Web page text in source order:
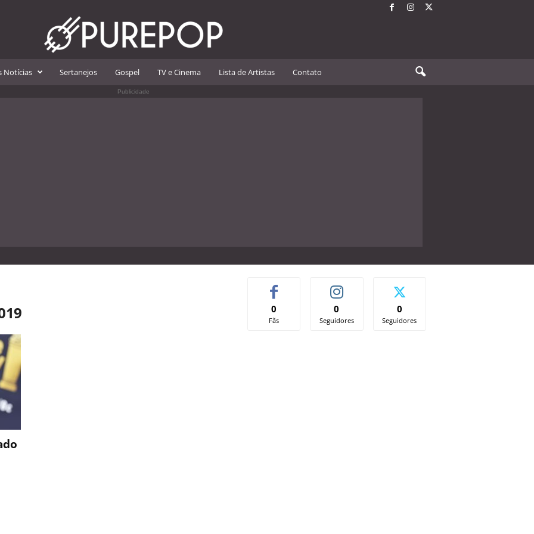
Notícias Sertanejos Gospel TV e Cinema Lista de Artistas Contato
Publicidade
0
Fãs
0
Seguidores
0
Seguidores